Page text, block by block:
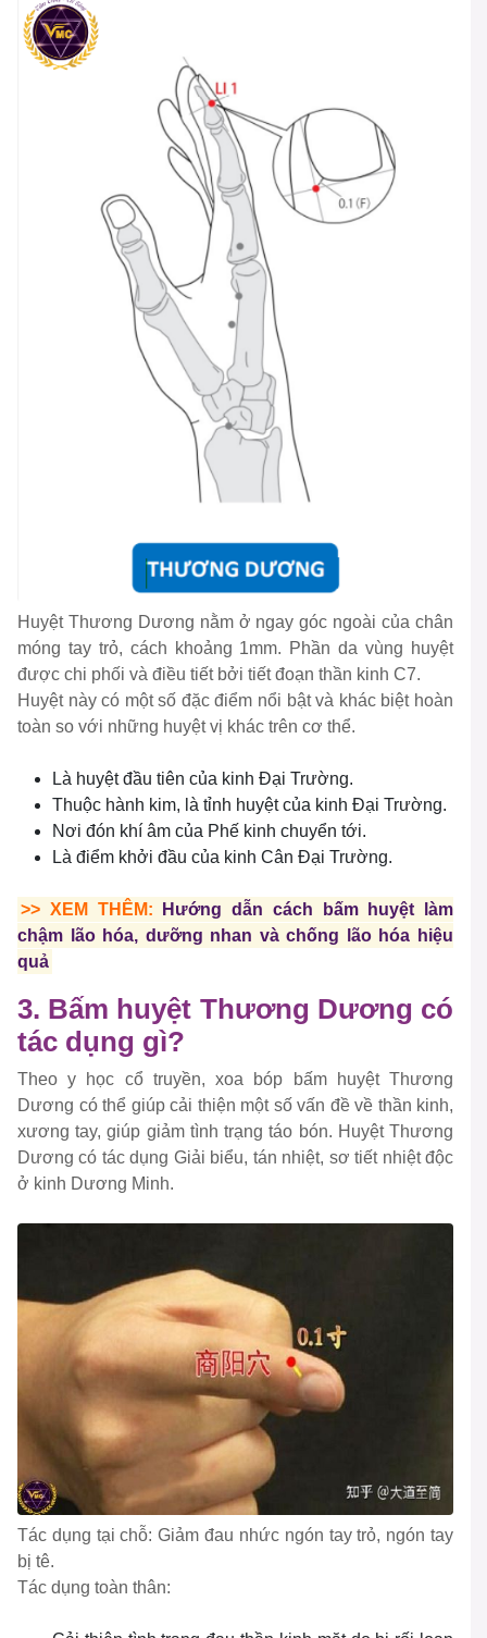
Huyệt Thương Dương nằm ở ngay góc ngoài của chân
móng tay trỏ, cách khoảng 1mm. Phần da vùng huyệt
được chi phối và điều tiết bởi tiết đoạn thần kinh C7.
Huyệt này có một số đặc điểm nổi bật và khác biệt hoàn
toàn so với những huyệt vị khác trên cơ thể.
Là huyệt đầu tiên của kinh Đại Trường.
Thuộc hành kim, là tỉnh huyệt của kinh Đại Trường.
Nơi đón khí âm của Phế kinh chuyển tới.
Là điểm khởi đầu của kinh Cân Đại Trường.
>> XEM THÊM:
Hướng dẫn cách bấm huyệt làm
chậm lão hóa, dưỡng nhan và chống lão hóa hiệu
quả
3. Bấm huyệt Thương Dương có
tác dụng gì?
Theo y học cổ truyền, xoa bóp bấm huyệt Thương
Dương có thể giúp cải thiện một số vấn đề về thần kinh,
xương tay, giúp giảm tình trạng táo bón. Huyệt Thương
Dương có tác dụng Giải biểu, tán nhiệt, sơ tiết nhiệt độc
ở kinh Dương Minh.
Tác dụng tại chỗ: Giảm đau nhức ngón tay trỏ, ngón tay
bị tê.
Tác dụng toàn thân: